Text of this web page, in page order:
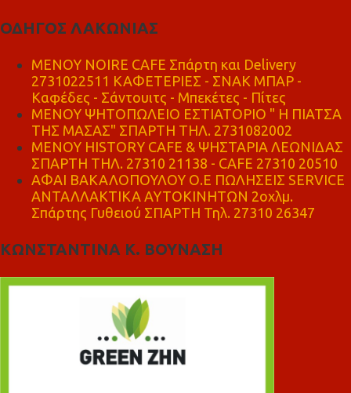
ΟΔΗΓΟΣ ΛΑΚΩΝΙΑΣ
MENOY NOIRE CAFE Σπάρτη και Delivery
2731022511 ΚΑΦΕΤΕΡΙΕΣ - ΣΝΑΚ ΜΠΑΡ -
Καφέδες - Σάντουιτς - Μπεκέτες - Πίτες
ΜΕΝΟΥ ΨΗΤΟΠΩΛΕΙΟ ΕΣΤΙΑΤΟΡΙΟ " Η ΠΙΑΤΣΑ
ΤΗΣ ΜΑΣΑΣ" ΣΠΑΡΤΗ ΤΗΛ. 2731082002
ΜΕΝΟΥ HISTORY CAFE & ΨΗΣΤΑΡΙΑ ΛΕΩΝΙΔΑΣ
ΣΠΑΡΤΗ ΤΗΛ. 27310 21138 - CAFE 27310 20510
ΑΦΑΙ ΒΑΚΑΛΟΠΟΥΛΟΥ Ο.Ε ΠΩΛΗΣΕΙΣ SERVICE
ΑΝΤΑΛΛΑΚΤΙΚΑ ΑΥΤΟΚΙΝΗΤΩΝ 2οχλμ.
Σπάρτης Γυθειού ΣΠΑΡΤΗ Τηλ. 27310 26347
ΚΩΝΣΤΑΝΤΙΝΑ Κ. ΒΟΥΝΑΣΗ